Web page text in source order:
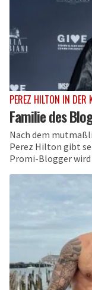
PEREZ HILTON IN DER
Familie des
Nach dem
Perez Hilton gibt
Promi-Blogger